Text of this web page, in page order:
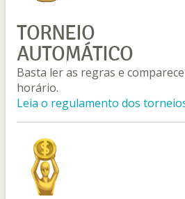
TORNEIO
AUTOMÁTICO
Basta ler as regras e
horário.
Leia o regulamento dos